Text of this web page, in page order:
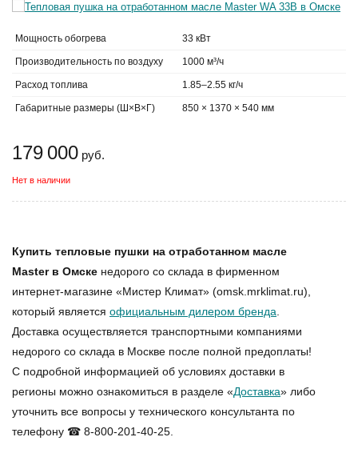
Мощность обогрева 33 кВт
Производительность по воздуху 1000 м³/ч
Расход топлива 1.85–2.55 кг/ч
Габаритные размеры (Ш×В×Г) 850 × 1370 × 540 мм
179 000 руб.
Нет в наличии
Купить тепловые пушки на отработанном масле
Master в Омске недорого со склада в фирменном
интернет-магазине «Мистер Климат» (omsk.mrklimat.ru),
который является официальным дилером бренда
Доставка осуществляется транспортными компаниями
недорого со склада в Москве после полной предоплаты!
С подробной информацией об условиях доставки в
регионы можно ознакомиться в разделе «Доставка» либо
уточнить все вопросы у технического консультанта по
телефону ☎ 8-800-201-40-25.